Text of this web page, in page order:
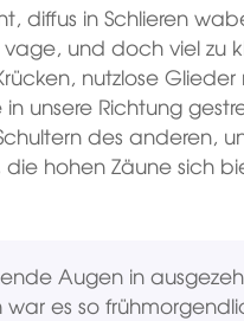
diffus in Schlieren
und doch viel zu
nutzlose
unsere Richtung
des anderen,
hohen Zäune sich
Augen in
es so